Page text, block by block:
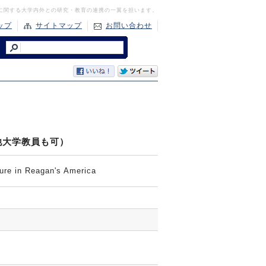
関する大学内外との研究・教育の連携の一翼を担います。
プ サイトマップ お問い合わせ
学教員も可）
in Reagan's America